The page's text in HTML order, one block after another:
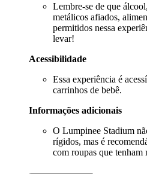
Lembre-se de que
metálicos afiados,
permitidos nessa
levar!
Acessibilidade
Essa experiência é
carrinhos de bebê.
Informações adicionais
O Lumpinee Stadium
rígidos, mas é
com roupas que tenham